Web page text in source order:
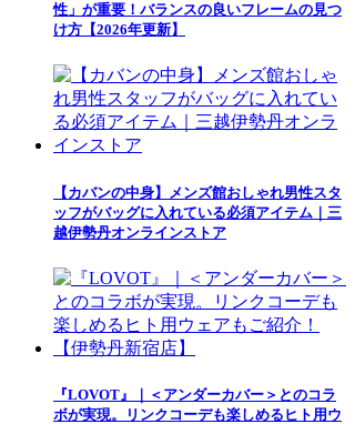
性」が重要！バランスの良いフレームの見つ
け方【2026年更新】
【カバンの中身】メンズ館おしゃれ男性スタ
ッフがバッグに入れている必須アイテム｜三
越伊勢丹オンラインストア
『LOVOT』｜＜アンダーカバー＞とのコラ
ボが実現。リンクコーデも楽しめるヒト用ウ